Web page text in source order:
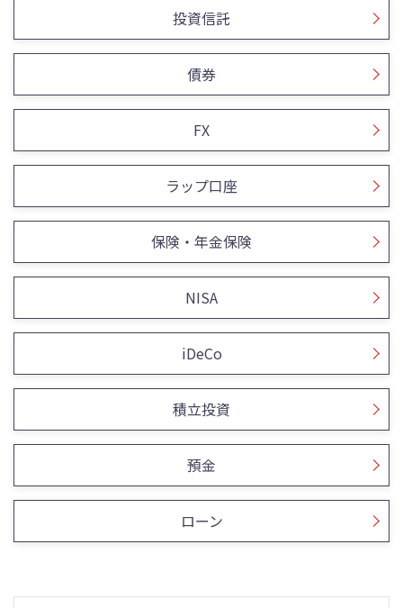
投資信託
債券
FX
ラップ口座
保険・年金保険
NISA
iDeCo
積立投資
預金
ローン